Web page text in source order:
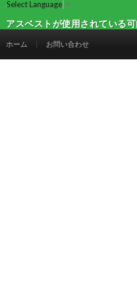
Select Language ▼
アスベストが使用されている
ホーム お問い合わせ